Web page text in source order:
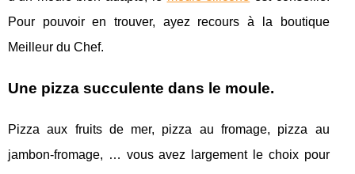
Pour pouvoir en trouver, ayez recours à la boutique
Meilleur du Chef.
Une pizza succulente dans le moule.
Pizza aux fruits de mer, pizza au fromage, pizza au
jambon-fromage, … vous avez largement le choix pour